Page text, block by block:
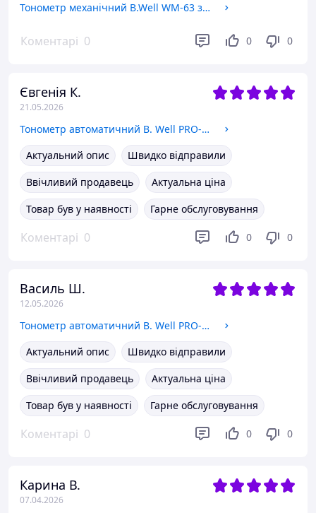
Тонометр механічний B.Well WM-63 збільшена манжета 22-42 см
Коментарі 0 0 0
Євгенія К.
21.05.2026
Тонометр автоматичний B. Well PRO-33 з конусною манжетою 22-42 см. Суперзнижка тижня!
Актуальний опис
Швидко відправили
Ввічливий продавець
Актуальна ціна
Товар був у наявності
Гарне обслуговування
Коментарі 0 0 0
Василь Ш.
12.05.2026
Тонометр автоматичний B. Well PRO-33 з конусною манжетою 22-42 см. Суперзнижка тижня!
Актуальний опис
Швидко відправили
Ввічливий продавець
Актуальна ціна
Товар був у наявності
Гарне обслуговування
Коментарі 0 0 0
Карина В.
07.04.2026